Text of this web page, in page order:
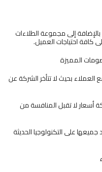
إلى مجموعة الطلاءات
كافة احتياجات العميل.
العملاء بحيث لا تتأخر الشركة عن
أسعار لا تقبل المنافسة من
على التكنولوجيا الحديثة